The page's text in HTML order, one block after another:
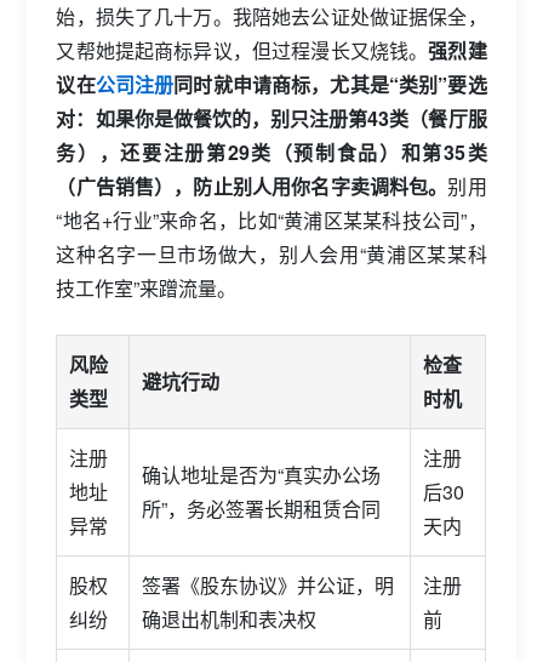
始，损失了几十万。我陪她去公证处做证据保全，
又帮她提起商标异议，但过程漫长又烧钱。强烈建
议在公司注册同时就申请商标，尤其是“类别”要选
对：如果你是做餐饮的，别只注册第43类（餐厅服
务），还要注册第29类（预制食品）和第35类
（广告销售），防止别人用你名字卖调料包。别用
“地名+行业”来命名，比如“黄浦区某某科技公司”，
这种名字一旦市场做大，别人会用“黄浦区某某科
技工作室”来蹭流量。
风险
类型
避坑行动
检查
时机
注册
地址
异常
确认地址是否为“真实办公场
所”，务必签署长期租赁合同
注册
后30
天内
股权
纠纷
签署《股东协议》并公证，明
确退出机制和表决权
注册
前